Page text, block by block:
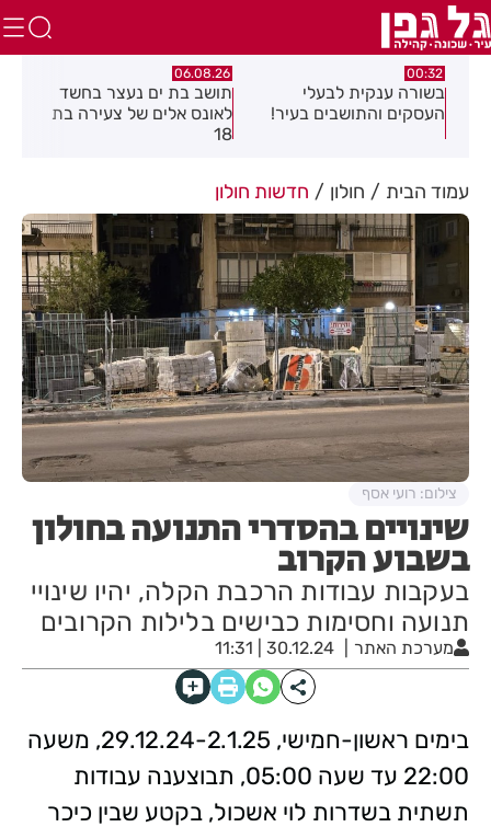
00:32
בשורה ענקית לבעלי
העסקים והתושבים בעיר!
06.08.26
תושב בת ים נעצר בחשד
לאונס אלים של צעירה בת
18
עמוד הבית חולון חדשות חולון
שינויים בהסדרי התנועה בחולון
בשבוע הקרוב
בעקבות עבודות הרכבת הקלה, יהיו שינויי
תנועה וחסימות כבישים בלילות הקרובים
מערכת האתר 30.12.24 | 11:31
צילום: רועי אסף
בימים ראשון-חמישי, 29.12.24-2.1.25, משעה
22:00 עד שעה 05:00, תבוצענה עבודות
תשתית בשדרות לוי אשכול, בקטע שבין כיכר